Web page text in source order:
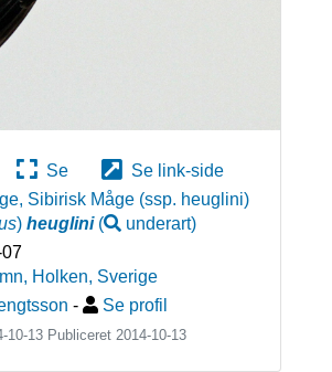
Se
Se link-side
Sibirisk Måge (ssp. heuglini)
) heuglini( underart)
Holken, Sverige
- Se profil
10-13 Publiceret 2014-10-13